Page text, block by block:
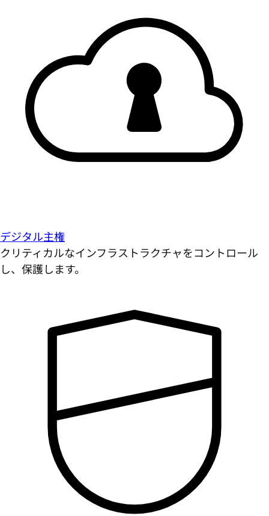
デジタル主権
クリティカルなインフラストラクチャをコントロール
し、保護します。